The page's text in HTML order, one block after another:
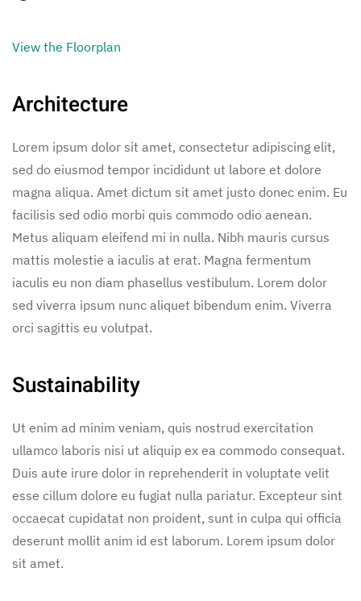
View the Floorplan
Architecture
Lorem ipsum dolor sit amet, consectetur adipiscing elit,
sed do eiusmod tempor incididunt ut labore et dolore
magna aliqua. Amet dictum sit amet justo donec enim. Eu
facilisis sed odio morbi quis commodo odio aenean.
Metus aliquam eleifend mi in nulla. Nibh mauris cursus
mattis molestie a iaculis at erat. Magna fermentum
iaculis eu non diam phasellus vestibulum. Lorem dolor
sed viverra ipsum nunc aliquet bibendum enim. Viverra
orci sagittis eu volutpat.
Sustainability
Ut enim ad minim veniam, quis nostrud exercitation
ullamco laboris nisi ut aliquip ex ea commodo consequat.
Duis aute irure dolor in reprehenderit in voluptate velit
esse cillum dolore eu fugiat nulla pariatur. Excepteur sint
occaecat cupidatat non proident, sunt in culpa qui officia
deserunt mollit anim id est laborum. Lorem ipsum dolor
sit amet.